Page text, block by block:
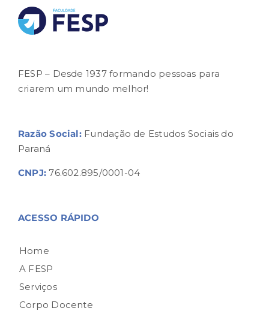
FESP – Desde 1937 formando pessoas para
criarem um mundo melhor!
Razão Social:Fundação de Estudos Sociais do
Paraná
CNPJ: 76.602.895/0001-04
ACESSO RÁPIDO
Home
A FESP
Serviços
Corpo Docente